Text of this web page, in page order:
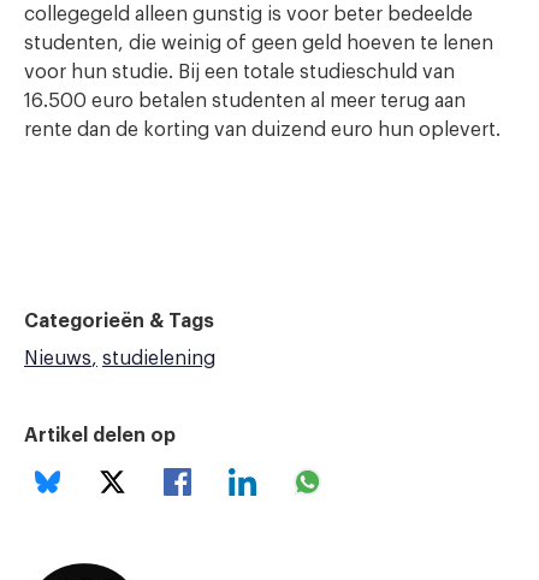
collegegeld alleen gunstig is voor beter bedeelde
studenten, die weinig of geen geld hoeven te lenen
voor hun studie. Bij een totale studieschuld van
16.500 euro betalen studenten al meer terug aan
rente dan de korting van duizend euro hun oplevert.
Categorieën & Tags
Nieuws
studielening
Artikel delen op